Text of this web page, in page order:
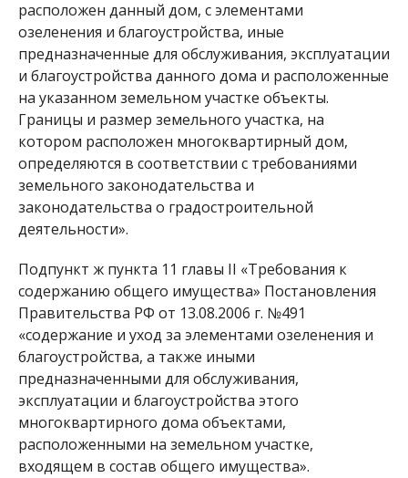
расположен данный дом, с элементами
озеленения и благоустройства, иные
предназначенные для обслуживания, эксплуатации
и благоустройства данного дома и расположенные
на указанном земельном участке объекты.
Границы и размер земельного участка, на
котором расположен многоквартирный дом,
определяются в соответствии с требованиями
земельного законодательства и
законодательства о градостроительной
деятельности».
Подпункт ж пункта 11 главы II «Требования к
содержанию общего имущества» Постановления
Правительства РФ от 13.08.2006 г. №491
«содержание и уход за элементами озеленения и
благоустройства, а также иными
предназначенными для обслуживания,
эксплуатации и благоустройства этого
многоквартирного дома объектами,
расположенными на земельном участке,
входящем в состав общего имущества».